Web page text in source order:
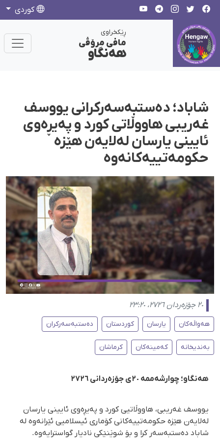
كوردی
ڕێکخراوی
مافی مرۆڤی
هەنگاو
شاباد؛ دەستبەسەرکرانی یووسف
غەریبی هاووڵاتی کورد و پەیڕەوی
ئایینی یارسان لەلایەن هێزە
حکومەتییەکانەوە
٢٠ جۆزەردان ٢٧٢٦، ٢٣:٢٠
هەواڵەکان یارسان کوردستان دەستبەسەرکران
بەندیخانە کەمینەکان کرماشان
هەنگاو؛ چوارشەممە ٢٠ی جۆزەردانی ٢٧٢٦
یووسف غەریبی، هاووڵاتیی کورد و پەیڕەوی ئایینی یارسان
لەلایەن هێزە حکومەتییەکانی کۆماری ئیسلامیی ئێرانەوە لە
شاباد دەستبەسەر کرا و بۆ شوێنێکی نادیار گواسترایەوە.